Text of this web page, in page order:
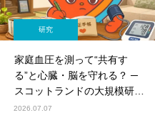
研究
家庭血圧を測って“共有す
る”と心臓・脳を守れる？ ─
スコットランドの大規模研究
より
2026.07.07